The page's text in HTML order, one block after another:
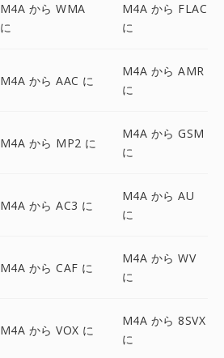
M4A から WMA
に
M4A から FLAC
に
M4A から AAC に
M4A から AMR
に
M4A から MP2 に
M4A から GSM
に
M4A から AC3 に
M4A から AU
に
M4A から CAF に
M4A から WV
に
M4A から VOX に
M4A から 8SVX
に